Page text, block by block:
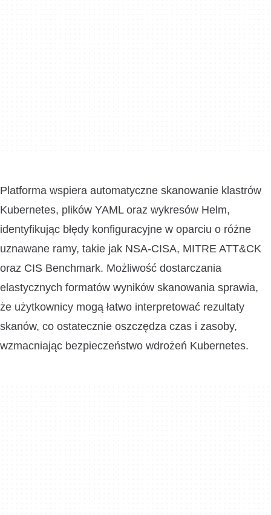
Platforma wspiera automatyczne skanowanie klastrów
Kubernetes, plików YAML oraz wykresów Helm,
identyfikując błędy konfiguracyjne w oparciu o różne
uznawane ramy, takie jak NSA-CISA, MITRE ATT&CK
oraz CIS Benchmark. Możliwość dostarczania
elastycznych formatów wyników skanowania sprawia,
że użytkownicy mogą łatwo interpretować rezultaty
skanów, co ostatecznie oszczędza czas i zasoby,
wzmacniając bezpieczeństwo wdrożeń Kubernetes.